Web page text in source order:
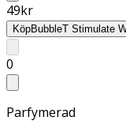
49kr
KöpBubbleT Stimulate
0
Parfymerad